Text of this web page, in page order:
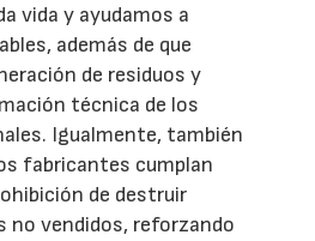
vida y ayudamos a
además de que
de residuos y
técnica de los
Igualmente, también
fabricantes cumplan
de destruir
no vendidos, reforzando